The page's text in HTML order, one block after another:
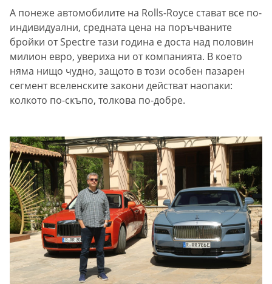
А понеже автомобилите на Rolls-Royce стават все по-
индивидуални, средната цена на поръчваните
бройки от Spectre тази година е доста над половин
милион евро, увериха ни от компанията. В което
няма нищо чудно, защото в този особен пазарен
сегмент вселенските закони действат наопаки:
колкото по-скъпо, толкова по-добре.